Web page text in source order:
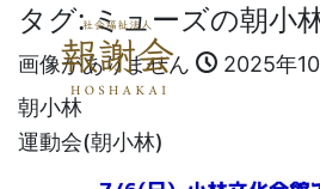
タグ:ミューズの朝小
画像がありません 2025年
朝小林
運動会(朝小林)